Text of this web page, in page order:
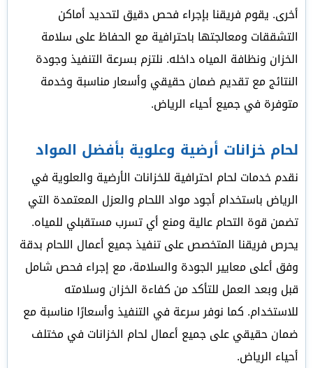
أخرى. يقوم فريقنا بإجراء فحص دقيق لتحديد أماكن
التشققات ومعالجتها باحترافية مع الحفاظ على سلامة
الخزان ونظافة المياه داخله. نلتزم بسرعة التنفيذ وجودة
النتائج مع تقديم ضمان حقيقي وأسعار مناسبة وخدمة
متوفرة في جميع أحياء الرياض.
لحام خزانات أرضية وعلوية بأفضل المواد
نقدم خدمات لحام احترافية للخزانات الأرضية والعلوية في
الرياض باستخدام أجود مواد اللحام والعزل المعتمدة التي
تضمن قوة التحام عالية ومنع أي تسرب مستقبلي للمياه.
يحرص فريقنا المتخصص على تنفيذ جميع أعمال اللحام بدقة
وفق أعلى معايير الجودة والسلامة، مع إجراء فحص شامل
قبل وبعد العمل للتأكد من كفاءة الخزان وسلامته
للاستخدام. كما نوفر سرعة في التنفيذ وأسعارًا مناسبة مع
ضمان حقيقي على جميع أعمال لحام الخزانات في مختلف
أحياء الرياض.